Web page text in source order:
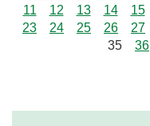
11
12 13 14 15
23
24 25 26 27
35
36